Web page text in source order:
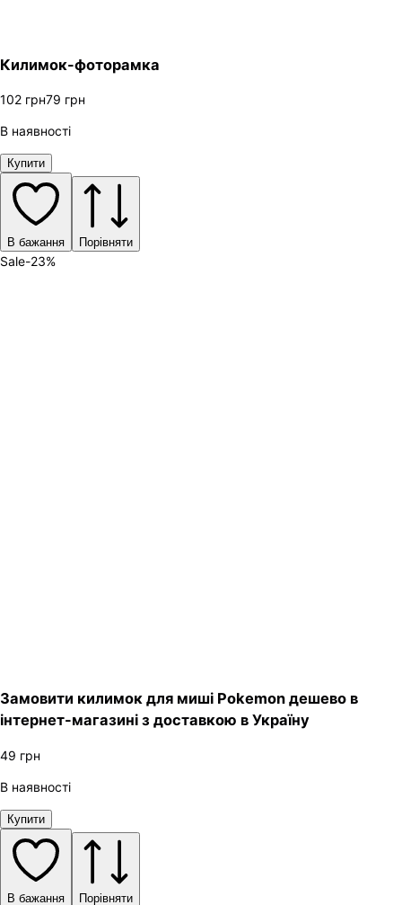
Килимок-фоторамка
102 грн79 грн
В наявності
Купити
В бажання Порівняти
Sale-23%
Замовити килимок для миші Pokemon дешево в
інтернет-магазині з доставкою в Україну
49 грн
В наявності
Купити
В бажання Порівняти